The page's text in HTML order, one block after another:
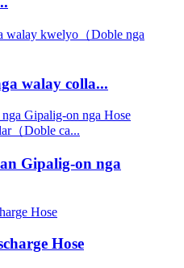
walay colla...
Gipalig-on nga
Hose